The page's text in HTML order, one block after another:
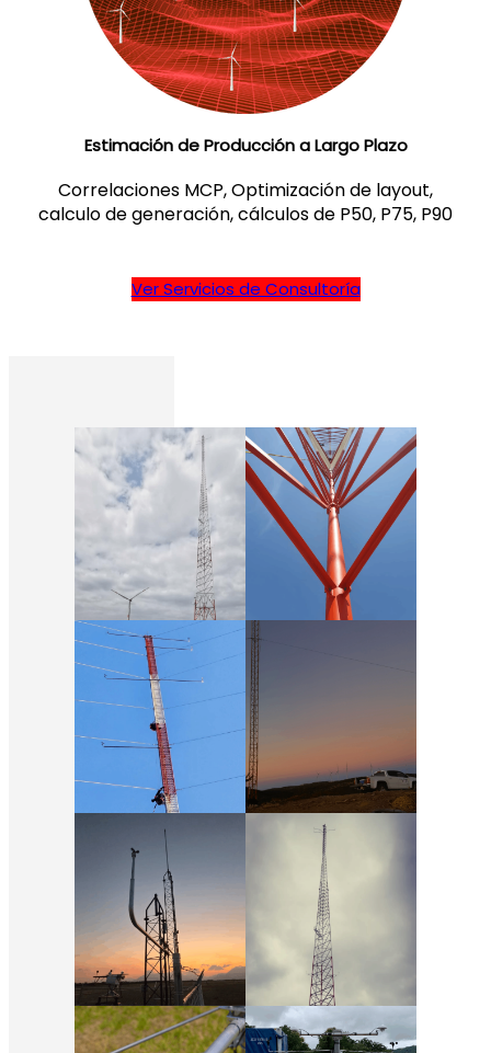
Estimación de Producción a Largo Plazo
Correlaciones MCP, Optimización de layout,
calculo de generación, cálculos de P50, P75, P90
Ver Servicios de Consultoría